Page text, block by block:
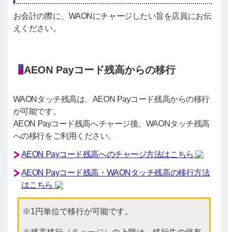
お会計の際に、WAONにチャージしたい旨を店員にお伝
えください。
AEON Payコード残高からの移行
WAONタッチ残高は、AEON Payコード残高からの移行
が可能です。
AEON Payコード残高へチャージ後、WAONタッチ残高
への移行をご利用ください。
AEON Payコード残高へのチャージ方法はこちら
AEON Payコード残高・WAONタッチ残高の移行方法
はこちら
1円単位で移行が可能です。